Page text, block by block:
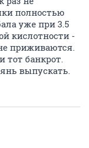
полностью
уже при 3.5
кислотности -
приживаются.
тот банкрот.
выпускать.